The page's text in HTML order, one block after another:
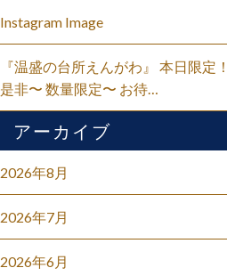
Instagram Image
『温盛の台所えんがわ』 本日限定！
是非〜 数量限定〜 お待…
アーカイブ
2026年8月
2026年7月
2026年6月